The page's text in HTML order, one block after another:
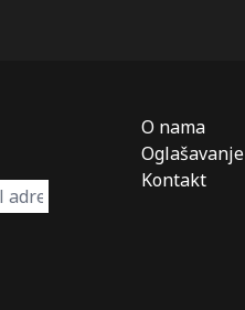
O nama
Oglašavanje
Kontakt